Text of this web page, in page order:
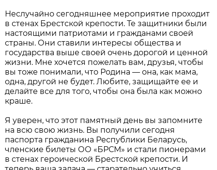
Неслучайно сегодняшнее мероприятие проходит
в стенах Брестской крепости. Те защитники были
настоящими патриотами и гражданами своей
страны. Они ставили интересы общества и
государства выше своей очень дорогой и ценной
жизни. Мне хочется пожелать вам, друзья, чтобы
вы тоже понимали, что Родина — она, как мама,
одна, другой не будет. Любите, защищайте ее и
делайте все для того, чтобы она была как можно
краше.
Я уверен, что этот памятный день вы запомните
на всю свою жизнь. Вы получили сегодня
паспорта гражданина Республики Беларусь,
членские билеты ОО «БРСМ» и стали пионерами
в стенах героической Брестской крепости. И